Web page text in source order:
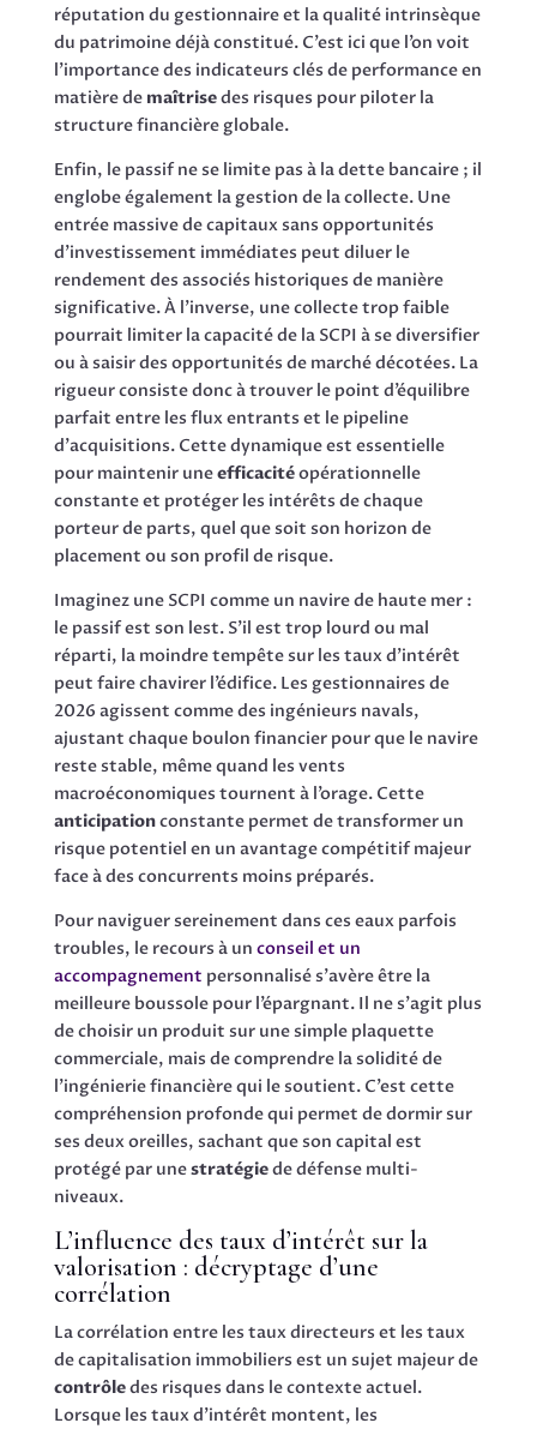
réputation du gestionnaire et la qualité intrinsèque
du patrimoine déjà constitué. C’est ici que l’on voit
l’importance des indicateurs clés de performance en
matière de maîtrisedes risques pour piloter la
structure financière globale.
Enfin, le passif ne se limite pas à la dette bancaire ; il
englobe également la gestion de la collecte. Une
entrée massive de capitaux sans opportunités
d’investissement immédiates peut diluer le
rendement des associés historiques de manière
significative. À l’inverse, une collecte trop faible
pourrait limiter la capacité de la SCPI à se diversifier
ou à saisir des opportunités de marché décotées. La
rigueur consiste donc à trouver le point d’équilibre
parfait entre les flux entrants et le pipeline
d’acquisitions. Cette dynamique est essentielle
pour maintenir uneefficacitéopérationnelle
constante et protéger les intérêts de chaque
porteur de parts, quel que soit son horizon de
placement ou son profil de risque.
Imaginez une SCPI comme un navire de haute mer :
le passif est son lest. S’il est trop lourd ou mal
réparti, la moindre tempête sur les taux d’intérêt
peut faire chavirer l’édifice. Les gestionnaires de
2026 agissent comme des ingénieurs navals,
ajustant chaque boulon financier pour que le navire
reste stable, même quand les vents
macroéconomiques tournent à l’orage. Cette
anticipationconstante permet de transformer un
risque potentiel en un avantage compétitif majeur
face à des concurrents moins préparés.
Pour naviguer sereinement dans ces eaux parfois
troubles, le recours à un conseil et un
accompagnement personnalisé s’avère être la
meilleure boussole pour l’épargnant. Il ne s’agit plus
de choisir un produit sur une simple plaquette
commerciale, mais de comprendre la solidité de
l’ingénierie financière qui le soutient. C’est cette
compréhension profonde qui permet de dormir sur
ses deux oreilles, sachant que son capital est
protégé par unestratégiede défense multi-
niveaux.
L’influence des taux d’intérêt sur la
valorisation : décryptage d’une
corrélation
La corrélation entre les taux directeurs et les taux
de capitalisation immobiliers est un sujet majeur de
contrôledes risques dans le contexte actuel.
Lorsque les taux d’intérêt montent, les